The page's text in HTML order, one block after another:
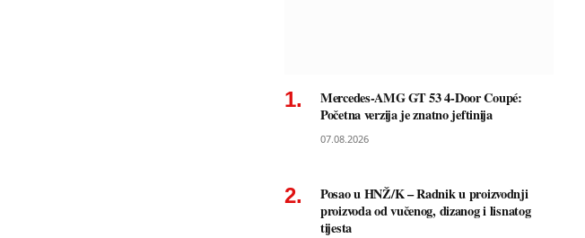
Mercedes-AMG GT 53 4-Door Coupé:
Početna verzija je znatno jeftinija
07.08.2026
Posao u HNŽ/K – Radnik u proizvodnji
proizvoda od vučenog, dizanog i lisnatog
tijesta